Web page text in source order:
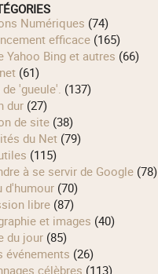
Numériques (74)
efficace(165)
Yahoo Bing et autres (66)
(61)
de 'gueule'. (137)
dur(27)
de site(38)
du Net(79)
(115)
à se servir de Google(78)
d'humour(70)
libre(87)
et images (40)
du jour(85)
événements (26)
célèbres (113)